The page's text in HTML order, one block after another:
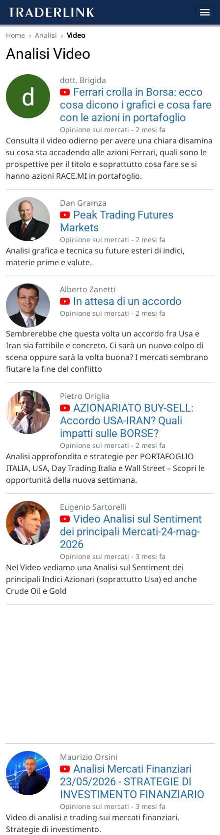
Home › Analisi › Video
Analisi Video
dott. Brigida
Ferrari crolla in Borsa: ecco
cosa dicono i grafici e cosa fare
con le azioni in portafoglio
Opinione sui mercati - 2 mesi fa
Consulta il video odierno per avere una chiara disamina
su cosa sta accadendo alle azioni Ferrari, quali sono le
prospettive per il titolo e soprattutto cosa fare se si
hanno azioni RACE.MI in portafoglio.
Dan Gramza
Peak Trading Futures
Markets
Opinione sui mercati - 2 mesi fa
Analisi grafica e tecnica su future esteri di indici,
materie prime e valute.
Alberto Zanetti
In attesa di un accordo
Opinione sui mercati - 2 mesi fa
Sembrerebbe che questa volta un accordo fra Usa e
Iran sia fattibile e concreto. Ci sarà un nuovo colpo di
scena oppure sarà la volta buona? I mercati sembrano
fiutare la fine del conflitto
Pietro Origlia
AZIONARIATO BUY-SELL:
Accordo USA-IRAN? Quali
impatti sulle BORSE?
Opinione sui mercati - 2 mesi fa
Analisi approfondita e strategie per PORTAFOGLIO
ITALIA, USA, Day Trading Italia e Wall Street – Scopri le
opportunità della nuova settimana.
Eugenio Sartorelli
Video Analisi sul Sentiment
dei principali Mercati-24-mag-
2026
Opinione sui mercati - 3 mesi fa
Nel Video vediamo una Analisi sul Sentiment dei
principali Indici Azionari (soprattutto Usa) ed anche
Crude Oil e Gold
Maurizio Orsini
Analisi Mercati Finanziari
23/05/2026 - STRATEGIE DI
INVESTIMENTO FINANZIARIO
Opinione sui mercati - 3 mesi fa
Video di analisi e trading sui mercati finanziari.
Strategie di investimento.